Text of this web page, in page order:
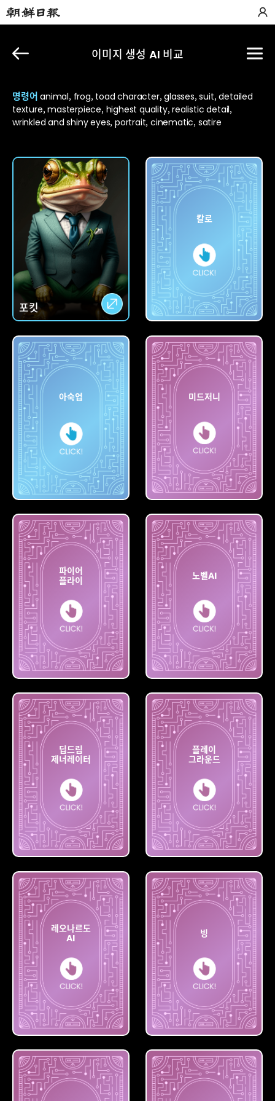
이미지 생성 AI 비교
명령어 animal, frog, toad character, glasses, suit, detailed
texture, masterpiece, highest quality, realistic detail,
wrinkled and shiny eyes, portrait, cinematic, satire
포킷
포킷
칼로
칼로
아숙업
아숙업
미드저니
미드저니
파이어
플라이
파이어
플라이
노벨AI
노벨AI
딥드림
제너레이터
딥드림
제너레이터
플레이
그라운드
플레이
그라운드
레오나르도
AI
레오나르도
AI
빙
빙